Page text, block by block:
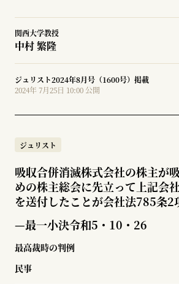
関西大学教授
中村 繁隆
ジュリスト2024年8月号（1600号）掲載
2024年 7月25日 10:00 公開
ジュリスト
吸収合併消滅株式会社の株主が
めの株主総会に先立って上記会
を送付したことが会社法785条2
収合併等に反対する旨の通知に
例
—最一小決令和5・10・26
最高裁時の判例
民事